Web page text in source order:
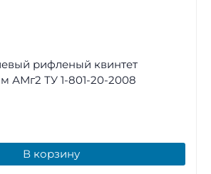
рифленый квинтет
АМг2 ТУ 1-801-20-2008
В корзину